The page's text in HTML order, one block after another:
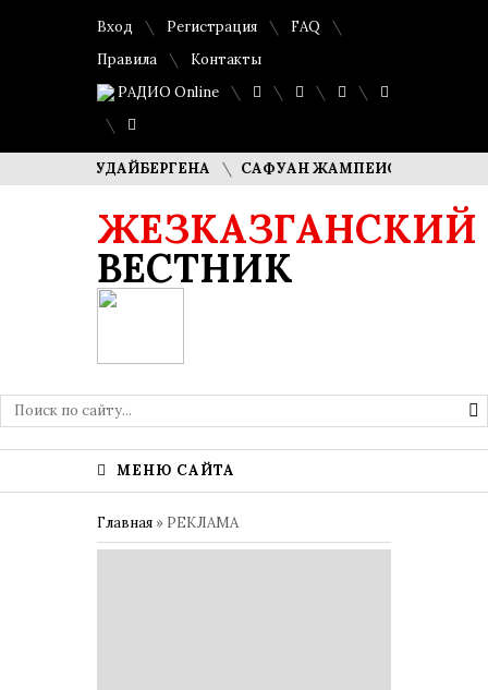
Вход Регистрация
FAQ
Правила
Контакты
РАДИО Online
КУДАЙБЕРГЕНА САФУАН ЖАМПЕИСОВ: «МЫ ХОТИМ
ЖЕЗКАЗГАНСКИЙ
ВЕСТНИК
МЕНЮ САЙТА
Главная » РЕКЛАМА